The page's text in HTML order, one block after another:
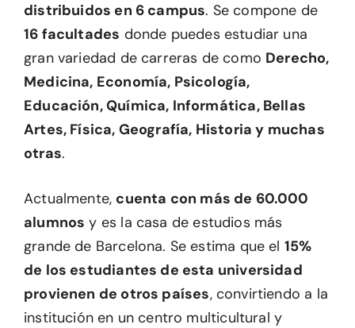
distribuidos en 6 campus. Se compone de
16 facultades donde puedes estudiar una
gran variedad de carreras de como Derecho,
Medicina, Economía, Psicología,
Educación, Química, Informática, Bellas
Artes, Física, Geografía, Historia y muchas
otras.
Actualmente, cuenta con más de 60.000
alumnos y es la casa de estudios más
grande de Barcelona. Se estima que el 15%
de los estudiantes de esta universidad
provienen de otros países, convirtiendo a la
institución en un centro multicultural y